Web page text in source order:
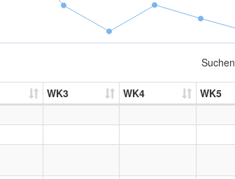
Suchen
WK3 WK4 WK5